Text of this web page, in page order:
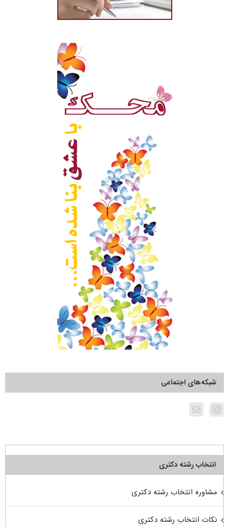
شبکه‌های اجتماعی
انتخاب رشته دکتری
مشاوره انتخاب رشته دکتری
نکات انتخاب رشته دکتری